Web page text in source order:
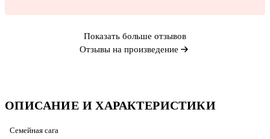
ОПИСАНИЕ И ХАРАКТЕРИСТИКИ
Семейная сага
Показать больше отзывов
Отзывы на произведение